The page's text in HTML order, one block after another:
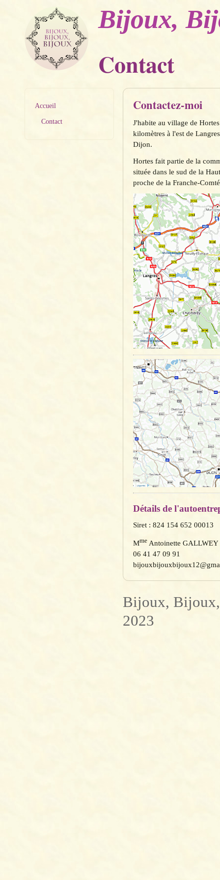
Bijoux,
Contact
Accueil
Contact
Contactez-moi
J'habite au village de
kilomètres à l'est de
Dijon.
Hortes fait partie de la
située dans le sud de la
proche de la Franche-
Détails de
Siret : 824 154 652 00013
MmeAntoinette GALLWEY
06 41 47 09 91
Bijoux,
2023